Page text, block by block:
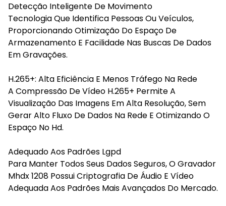
Detecção Inteligente De Movimento
Tecnologia Que Identifica Pessoas Ou Veículos,
Proporcionando Otimização Do Espaço De
Armazenamento E Facilidade Nas Buscas De Dados
Em Gravações.
H.265+: Alta Eficiência E Menos Tráfego Na Rede
A Compressão De Vídeo H.265+ Permite A
Visualização Das Imagens Em Alta Resolução, Sem
Gerar Alto Fluxo De Dados Na Rede E Otimizando O
Espaço No Hd.
Adequado Aos Padrões Lgpd
Para Manter Todos Seus Dados Seguros, O Gravador
Mhdx 1208 Possui Criptografia De Áudio E Vídeo
Adequada Aos Padrões Mais Avançados Do Mercado.